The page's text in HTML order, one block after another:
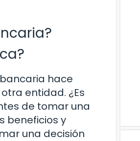
hace
entidad. ¿Es
de tomar una
beneficios y
una decisión